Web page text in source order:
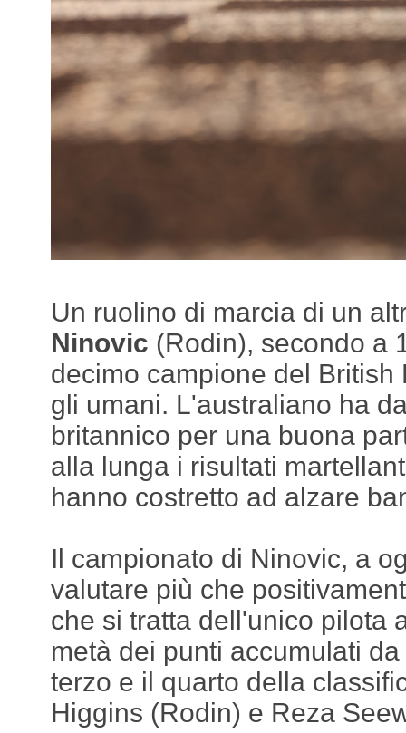
Un ruolino di marcia di un
Ninovic (Rodin), secondo a
decimo campione del British
gli umani. L'australiano ha
britannico per una buona
alla lunga i risultati
hanno costretto ad alzare
Il campionato di Ninovic, a
valutare più che
che si tratta dell'unico pilota
metà dei punti accumulati
terzo e il quarto della
Higgins (Rodin) e Reza